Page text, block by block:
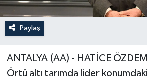
Paylaş
ANTALYA (AA) - HATİCE
Örtü altı tarımda lider